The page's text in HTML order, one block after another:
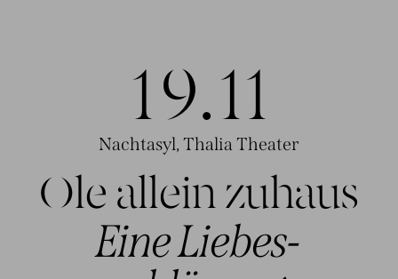
19.11
Nachtasyl, Thalia Theater
Ole allein zuhaus
Eine Liebes-